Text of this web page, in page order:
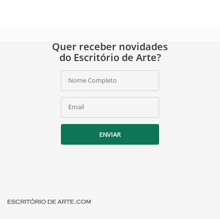
Quer receber novidades
do Escritório de Arte?
Nome Completo
Email
ENVIAR